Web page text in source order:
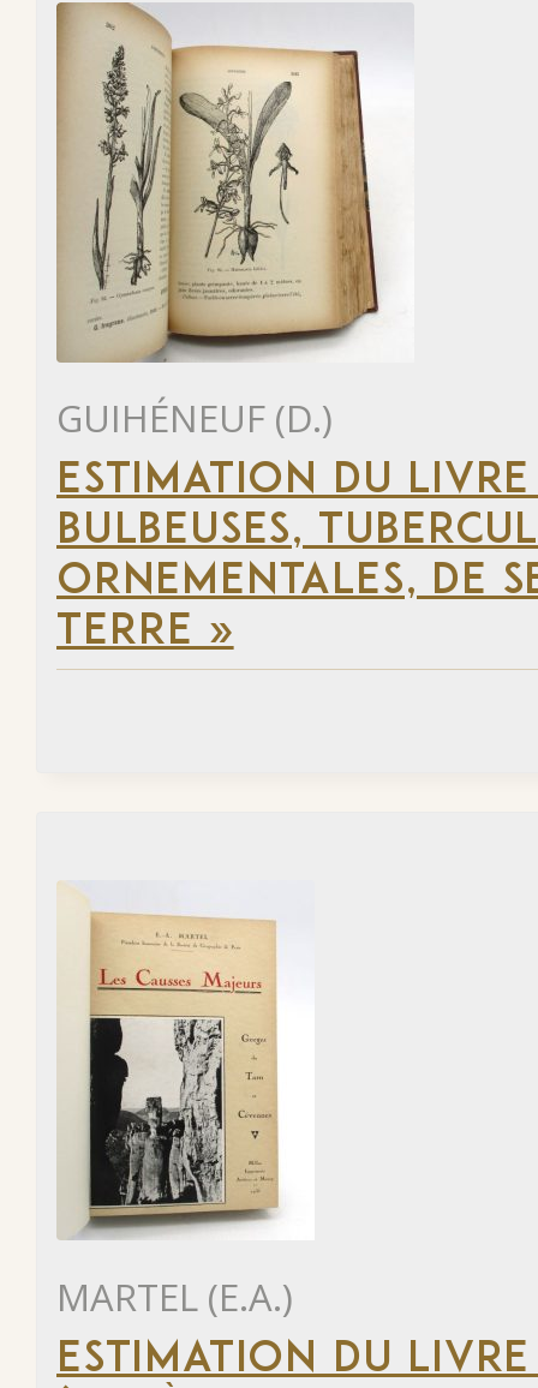
GUIHÉNEUF (D.)
ESTIMATION DU
BULBEUSES,
ORNEMENTALES, DE
TERRE »
MARTEL (E.A.)
ESTIMATION DU LIVRE